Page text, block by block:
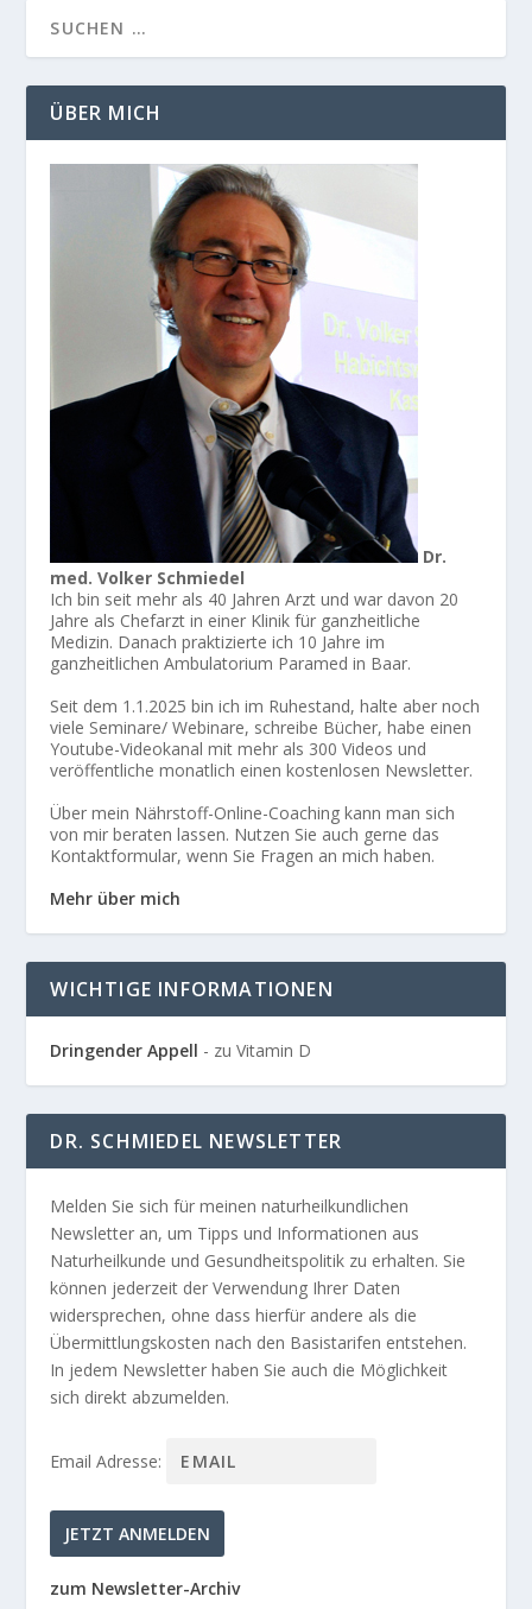
ÜBER MICH
Dr.
med. Volker Schmiedel
Ich bin seit mehr als 40 Jahren Arzt und war davon 20
Jahre als Chefarzt in einer Klinik für ganzheitliche
Medizin. Danach praktizierte ich 10 Jahre im
ganzheitlichen Ambulatorium Paramed in Baar.
Seit dem 1.1.2025 bin ich im Ruhestand, halte aber noch
viele Seminare/ Webinare, schreibe Bücher, habe einen
Youtube-Videokanal mit mehr als 300 Videos und
veröffentliche monatlich einen kostenlosen Newsletter.
Über mein Nährstoff-Online-Coaching kann man sich
von mir beraten lassen. Nutzen Sie auch gerne das
Kontaktformular, wenn Sie Fragen an mich haben.
Mehr über mich
WICHTIGE INFORMATIONEN
Dringender Appell - zu Vitamin D
DR. SCHMIEDEL NEWSLETTER
Melden Sie sich für meinen naturheilkundlichen
Newsletter an, um Tipps und Informationen aus
Naturheilkunde und Gesundheitspolitik zu erhalten. Sie
können jederzeit der Verwendung Ihrer Daten
widersprechen, ohne dass hierfür andere als die
Übermittlungskosten nach den Basistarifen entstehen.
In jedem Newsletter haben Sie auch die Möglichkeit
sich direkt abzumelden.
Email Adresse:
zum Newsletter-Archiv